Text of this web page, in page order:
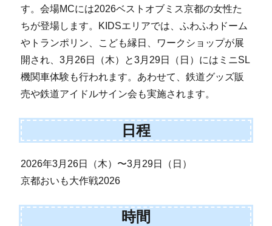
す。会場MCには2026ベストオブミス京都の女性た
ちが登場します。KIDSエリアでは、ふわふわドーム
やトランポリン、こども縁日、ワークショップが展
開され、3月26日（木）と3月29日（日）にはミニSL
機関車体験も行われます。あわせて、鉄道グッズ販
売や鉄道アイドルサイン会も実施されます。
日程
2026年3月26日（木）〜3月29日（日）
京都おいも大作戦2026
時間